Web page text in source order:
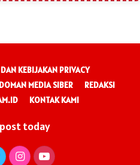
KEBIJAKAN PRIVACY
MEDIA SIBER
REDAKSI
KONTAK KAMI
today